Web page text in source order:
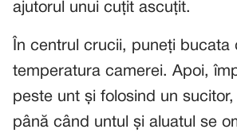
ajutorul unui cuțit ascuțit.
În centrul crucii, puneți bucata
temperatura camerei. Apoi,
peste unt și folosind un
până când untul și aluatul se